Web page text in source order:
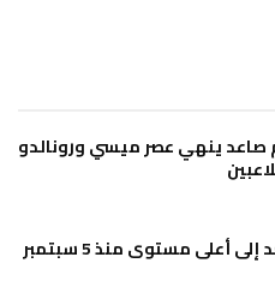
صاعد ينهي عصر ميسي ورونالدو
أسعار النفط تصعد إلى أعلى مستوى منذ 5 سبتمبر